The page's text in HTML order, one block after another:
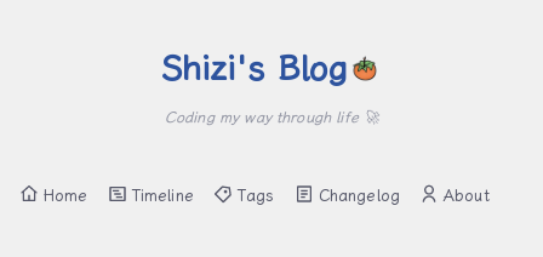
Shizi's Blog
Coding my way through life 🚀
Home Timeline Tags Changelog About